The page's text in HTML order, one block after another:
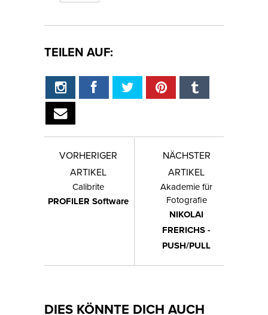
TEILEN AUF:
VORHERIGER
ARTIKEL
Calibrite
PROFILER Software
NÄCHSTER
ARTIKEL
Akademie für
Fotografie
NIKOLAI
FRERICHS -
PUSH/PULL
DIES KÖNNTE DICH AUCH